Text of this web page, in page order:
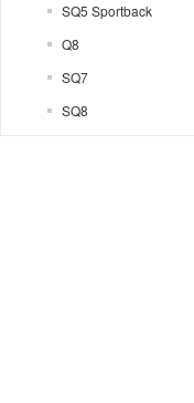
SQ5 Sportback
Q8
SQ7
SQ8